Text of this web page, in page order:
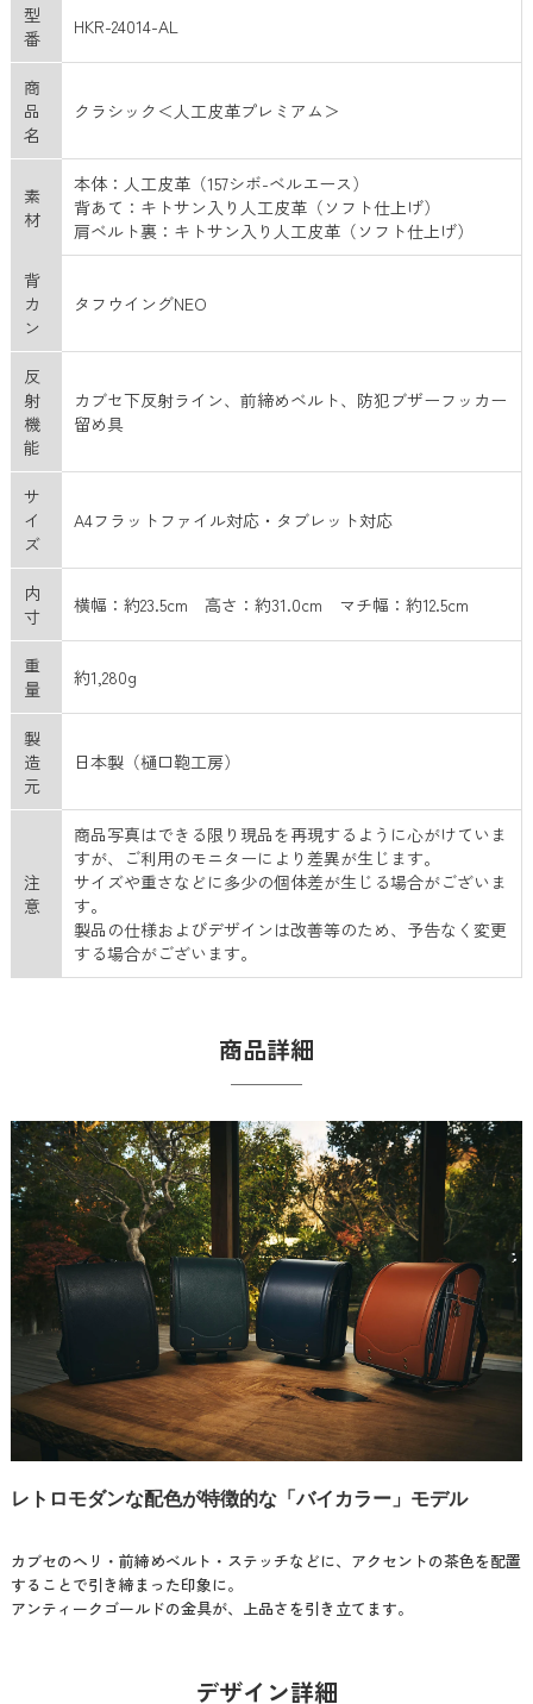
型
番
HKR-24014-AL
商
品
名
クラシック＜人工皮革プレミアム＞
素
材
本体：人工皮革（157シボ-ベルエース）
背あて：キトサン入り人工皮革（ソフト仕上げ）
肩ベルト裏：キトサン入り人工皮革（ソフト仕上げ）
背
カ
ン
タフウイングNEO
反
射
機
能
カブセ下反射ライン、前締めベルト、防犯ブザーフッカー
留め具
サ
イ
ズ
A4フラットファイル対応・タブレット対応
内
寸
横幅：約23.5cm 高さ：約31.0cm マチ幅：約12.5cm
重
量
約1,280g
製
造
元
日本製（樋口鞄工房）
注
意
商品写真はできる限り現品を再現するように心がけていま
すが、ご利用のモニターにより差異が生じます。
サイズや重さなどに多少の個体差が生じる場合がございま
す。
製品の仕様およびデザインは改善等のため、予告なく変更
する場合がございます。
商品詳細
レトロモダンな配色が特徴的な「バイカラー」モデル
カブセのヘリ・前締めベルト・ステッチなどに、アクセントの茶色を配置
することで引き締まった印象に。
アンティークゴールドの金具が、上品さを引き立てます。
デザイン詳細